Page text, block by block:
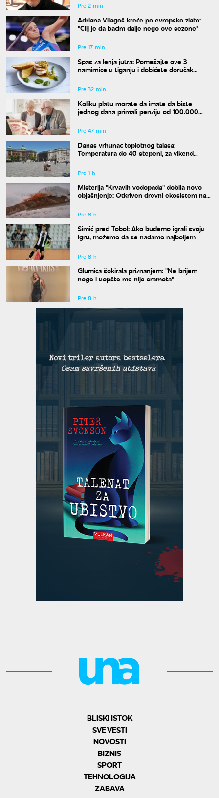
Pre 2 min
Adriana Vilagoš kreće po evropsko zlato:
"Cilj je da bacim dalje nego ove sezone"
Pre 17 min
Spas za lenja jutra: Pomešajte ove 3
namirnice u tiganju i dobićete doručak
Pre 32 min
Koliku platu morate da imate da biste
jednog dana primali penziju od 100.000
Pre 47 min
Danas vrhunac toplotnog talasa:
Temperatura do 40 stepeni, za vikend
Pre 1 h
Misterija "Krvavih vodopada" dobila novo
objašnjenje: Otkriven drevni ekosistem na
Pre 8 h
Simić pred Tobol: Ako budemo igrali svoju
igru, možemo da se nadamo najboljem
Pre 8 h
Glumica šokirala priznanjem: "Ne brijem
noge i uopšte me nije sramota"
Pre 8 h
BLISKI ISTOK
SVE VESTI
NOVOSTI
BIZNIS
SPORT
TEHNOLOGIJA
ZABAVA